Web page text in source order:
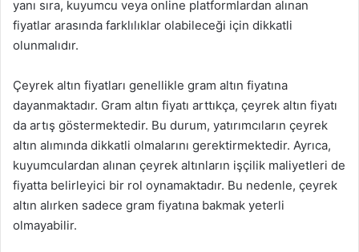
yanı sıra, kuyumcu veya online platformlardan alınan
fiyatlar arasında farklılıklar olabileceği için dikkatli
olunmalıdır.
Çeyrek altın fiyatları genellikle gram altın fiyatına
dayanmaktadır. Gram altın fiyatı arttıkça, çeyrek altın fiyatı
da artış göstermektedir. Bu durum, yatırımcıların çeyrek
altın alımında dikkatli olmalarını gerektirmektedir. Ayrıca,
kuyumculardan alınan çeyrek altınların işçilik maliyetleri de
fiyatta belirleyici bir rol oynamaktadır. Bu nedenle, çeyrek
altın alırken sadece gram fiyatına bakmak yeterli
olmayabilir.